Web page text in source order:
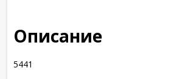
Описание
5441